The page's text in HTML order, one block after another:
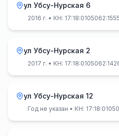
ул Убсу-Нурская 6
2016 г. • КН: 17:18:0105062:1555
ул Убсу-Нурская 2
2017 г. • КН:
ул Убсу-Нурская 12
Год не указан • КН: